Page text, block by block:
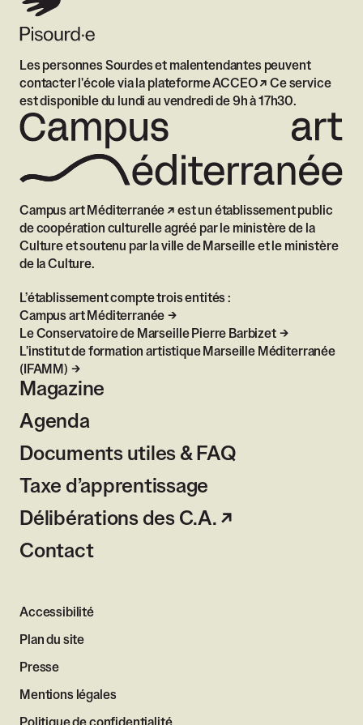
Magazine
Agenda
Documents utiles & FAQ
Taxe d’apprentissage
Délibérations des C.A.
Contact
Campus art Méditerranée
est un établissement public
de coopération culturelle agréé par le ministère de la
Culture et soutenu par la ville de Marseille et le ministère
de la Culture.
L’établissement compte trois entités :
Campus art Méditerranée
Le Conservatoire de Marseille Pierre Barbizet
L’institut de formation artistique Marseille Méditerranée
(IFAMM)
Les personnes Sourdes et malentendantes peuvent
contacter l'école via la plateforme ACCEO
Ce service
est disponible du lundi au vendredi de 9h à 17h30.
Accessibilité
Plan du site
Presse
Mentions légales